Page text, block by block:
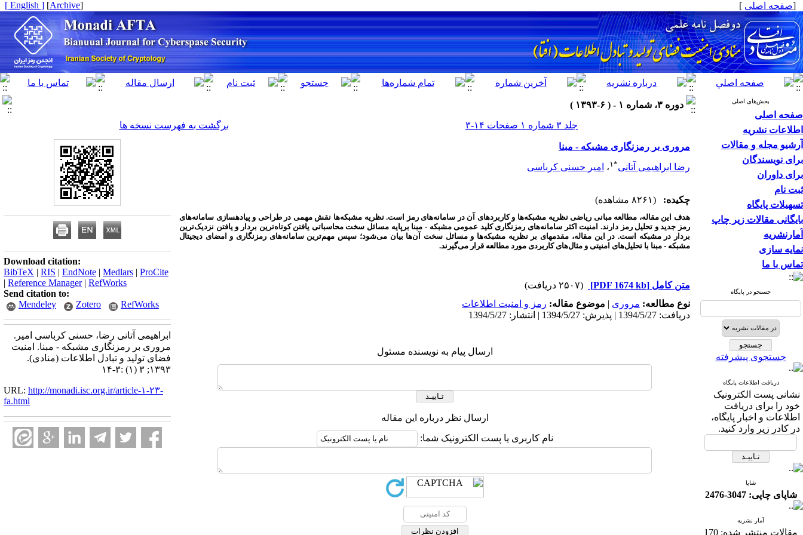
[صفحه اصلی ]
[
Archive
]
[ English ]
بخش‌های اصلی
صفحه اصلی
اطلاعات نشریه
آرشیو مجله و مقالات
برای نویسندگان
برای داوران
ثبت نام
تسهیلات پایگاه
بایگانی مقالات زیر چاپ
آمارنشریه
نمایه سازی
تماس با ما
جستجو در پایگاه
جستجوی پیشرفته
دریافت اطلاعات پایگاه
نشانی پست الکترونیک
خود را برای دریافت
اطلاعات و اخبار پایگاه،
در کادر زیر وارد کنید.
شاپا
شاپای چاپی: 3047-2476
آمار نشریه
مقالات منتشر شده: 170
دوره ۳، شماره ۱ - ( ۶-۱۳۹۳ )
جلد ۳ شماره ۱ صفحات ۱۴-۳
برگشت به فهرست نسخه ها
مروری بر رمزنگاری مشبکه - مبنا
رضا ابراهیمی آتانی*۱ ، امیر حسنی کرباسی
چکیده: (۸۲۶۱ مشاهده)
هدف این مقاله، مطالعه مبانی ریاضی نظریه مشبکه‌ها و کاربردهای آن در سامانه‌های رمز
است. نظریه مشبکه‌ها نقش مهمی در طراحی و پیاده­سازی سامانه‌های
رمز جدید و تحلیل رمز دارند. امنیت اکثر سامانه‌های رمزنگاری کلید عمومی مشبکه - مبنا برپایه مسائل سخت محاسباتی یافتن کوتاه‌ترین بردار و یافتن نزدیک‌ترین
بردار در مشبکه است. در این مقاله، مقدمه­ای بر نظریه مشبکه‌ها و مسائل سخت آن‌ها بیان می‌شود؛ سپس مهم‌ترین سامانه‌های رمزنگاری و امضای دیجیتال
مشبکه - مبنا با تحلیل‌های امنیتی و مثال‌های کاربردی مورد مطالعه قرار می‌گیرند.
متن کامل [PDF 1674 kb]
(۲۵۰۷ دریافت)
نوع مطالعه: مروری | موضوع مقاله: رمز و امنیت اطلاعات
دریافت: 1394/5/27 | پذیرش: 1394/5/27 | انتشار: 1394/5/27
ارسال پیام به نویسنده مسئول
ارسال نظر درباره این مقاله
نام کاربری یا پست الکترونیک شما:
Download citation:
BibTeX | RIS | EndNote | Medlars | ProCite
| Reference Manager| RefWorks
Send citation to:
Mendeley
Zotero RefWorks
ابراهیمی آتانی رضا، حسنی کرباسی امیر.
مروری بر رمزنگاری مشبکه - مبنا. امنیت
فضای تولید و تبادل اطلاعات (منادی).
۱۳۹۳; ۳ (۱) :۳-۱۴
URL: http://monadi.isc.org.ir/article-۱-۲۳-
fa.html